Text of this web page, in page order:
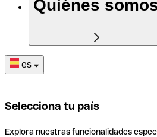
Quiénes
es
Selecciona tu país
Explora nuestras funcionalidades